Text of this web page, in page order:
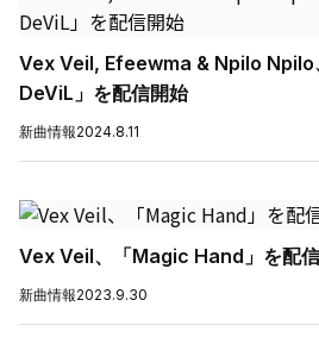
Vex Veil, Efeewma & Npilo
DeViL」を配信開始
新曲情報2024.8.11
Vex Veil、「Magic Hand」を配
新曲情報2023.9.30